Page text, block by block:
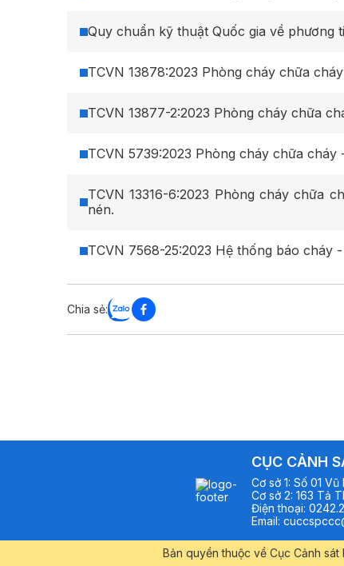
Quy chuẩn kỹ thuật Quốc gia về phương
TCVN 13878:2023 Phòng cháy chữa
TCVN 5739:2023 Phòng cháy chữa
TCVN 13316-6:2023 Phòng cháy chữa
nén.
TCVN 7568-25:2023 Hệ thống báo cháy
Chia sẻ:
CỤC CẢNH
Cơ sở 1: Số 01
Cơ sở 2: 163 Tả
Điện thoại:
Email:
Bản quyền thuộc về Cục Cảnh